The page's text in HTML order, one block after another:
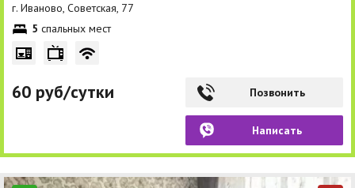
г. Иваново, Советская, 77
5 спальных мест
60 руб/сутки Позвонить
Написать